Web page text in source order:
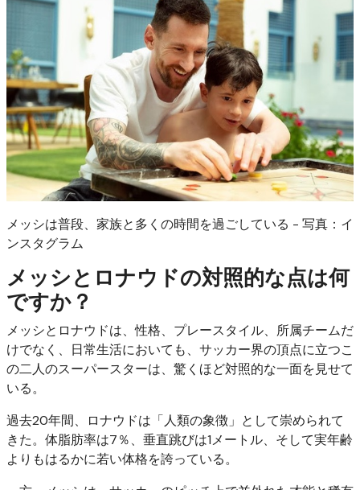
メッシは普段、家族と多くの時間を過ごしている - 写真：イ
ンスタグラム
メッシとロナウドの対照的な点は何
ですか？
メッシとロナウドは、性格、プレースタイル、所属チームだ
けでなく、日常生活においても、サッカー界の頂点に立つこ
の二人のスーパースターは、驚くほど対照的な一面を見せて
いる。
過去20年間、ロナウドは「人類の象徴」として崇められて
きた。体脂肪率は7％、垂直跳びは1メートル、そして実年齢
よりもはるかに若い体格を誇っている。